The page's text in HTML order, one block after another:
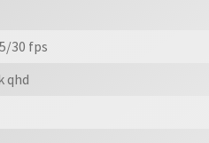
30 fps
qhd